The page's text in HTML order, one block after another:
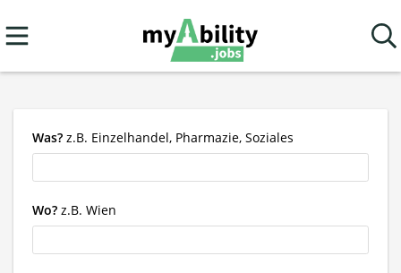
Was? z.B. Einzelhandel, Pharmazie, Soziales
Wo? z.B. Wien